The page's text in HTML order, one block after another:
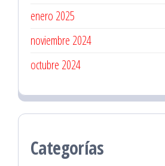
enero 2025
noviembre 2024
octubre 2024
Categorías